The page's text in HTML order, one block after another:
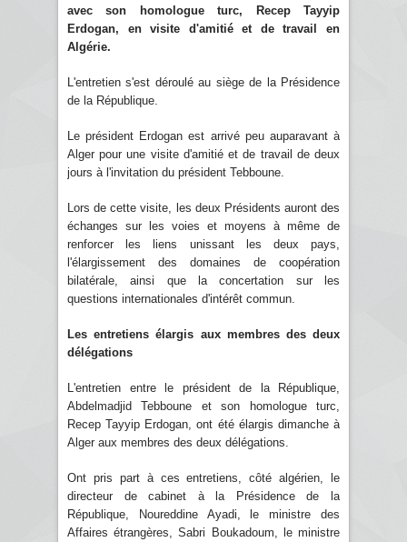
avec son homologue turc, Recep Tayyip
Erdogan, en visite d'amitié et de travail en
Algérie.
L'entretien s'est déroulé au siège de la Présidence
de la République.
Le président Erdogan est arrivé peu auparavant à
Alger pour une visite d'amitié et de travail de deux
jours à l'invitation du président Tebboune.
Lors de cette visite, les deux Présidents auront des
échanges sur les voies et moyens à même de
renforcer les liens unissant les deux pays,
l'élargissement des domaines de coopération
bilatérale, ainsi que la concertation sur les
questions internationales d'intérêt commun.
Les entretiens élargis aux membres des deux
délégations
L'entretien entre le président de la République,
Abdelmadjid Tebboune et son homologue turc,
Recep Tayyip Erdogan, ont été élargis dimanche à
Alger aux membres des deux délégations.
Ont pris part à ces entretiens, côté algérien, le
directeur de cabinet à la Présidence de la
République, Noureddine Ayadi, le ministre des
Affaires étrangères, Sabri Boukadoum, le ministre